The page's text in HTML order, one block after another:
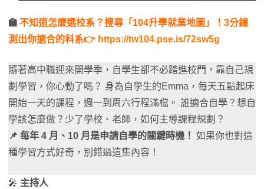
🏫 不知道怎麼選校系？搜尋「104升學就業地圖」！3分鐘
測出你適合的科系👉 https://tw104.pse.is/72sw5g
隨著高中職迎來開學季，自學生卻不必踏進校門，靠自己規
劃學習，你心動了嗎？ 身為自學生的Emma，每天五點起床
開始一天的課程，週一到周六行程滿檔。 誰適合自學？想自
學該怎麼做？少了學校、老師，如何主導課程規劃？
📌 每年 4 月、10 月是申請自學的關鍵時機！ 如果你也對這
種學習方式好奇，別錯過這集內容！
🎤 主持人